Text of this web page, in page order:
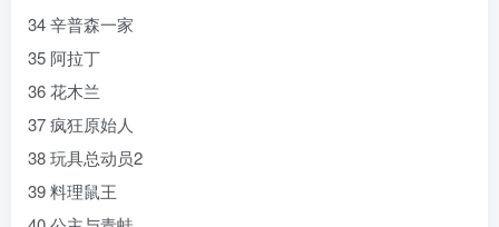
34 辛普森一家
35 阿拉丁
36 花木兰
37 疯狂原始人
38 玩具总动员2
39 料理鼠王